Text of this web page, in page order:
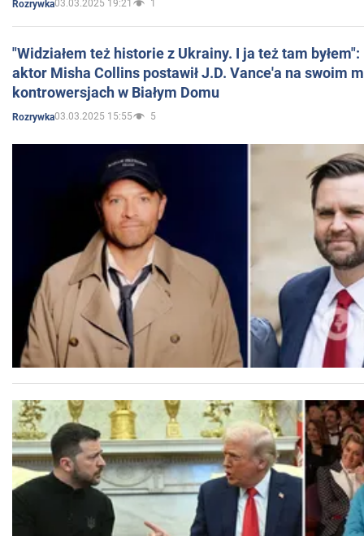
Rozrywka03.03.2025 19:21 1
"Widziałem też historie z Ukrainy. I ja też tam
aktor Misha Collins postawił J.D. Vance'a na swoim
kontrowersjach w Białym Domu
Rozrywka03.03.2025 15:55 5